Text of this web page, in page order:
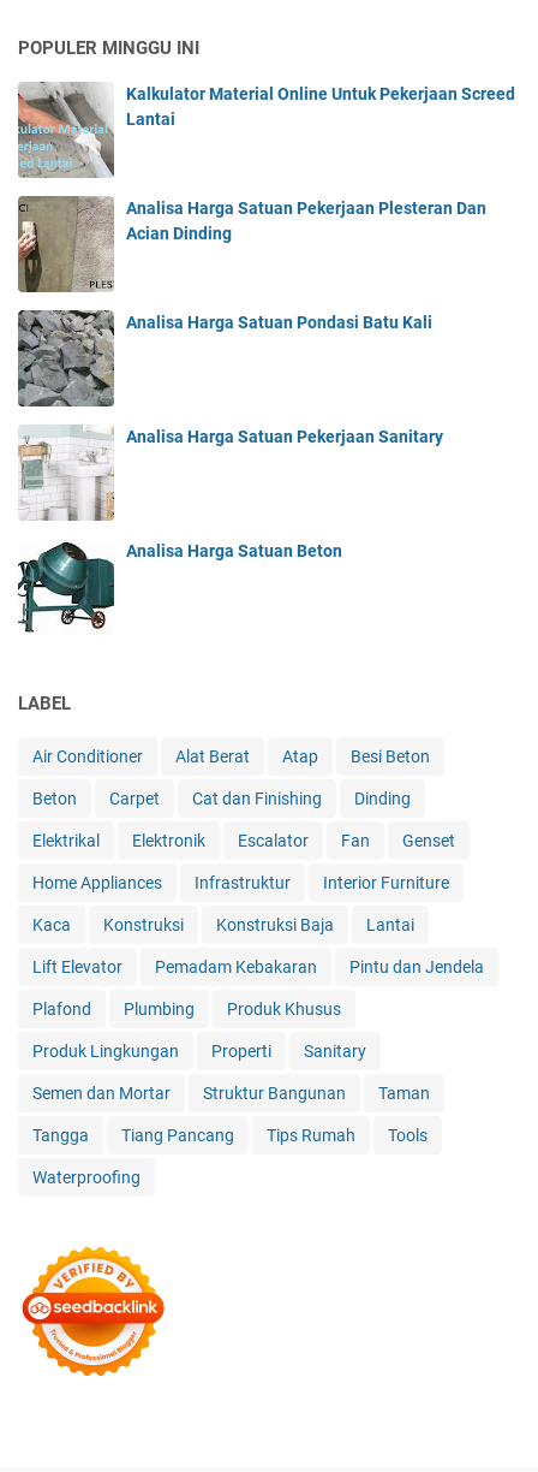
POPULER MINGGU INI
Kalkulator Material Online Untuk Pekerjaan Screed
Lantai
Analisa Harga Satuan Pekerjaan Plesteran Dan
Acian Dinding
Analisa Harga Satuan Pondasi Batu Kali
Analisa Harga Satuan Pekerjaan Sanitary
Analisa Harga Satuan Beton
LABEL
Air Conditioner Alat Berat Atap Besi Beton
Beton Carpet Cat dan Finishing Dinding
Elektrikal Elektronik Escalator Fan Genset
Home Appliances Infrastruktur Interior Furniture
Kaca Konstruksi Konstruksi Baja Lantai
Lift Elevator Pemadam Kebakaran Pintu dan Jendela
Plafond Plumbing Produk Khusus
Produk Lingkungan Properti Sanitary
Semen dan Mortar Struktur Bangunan Taman
Tangga Tiang Pancang Tips Rumah Tools
Waterproofing